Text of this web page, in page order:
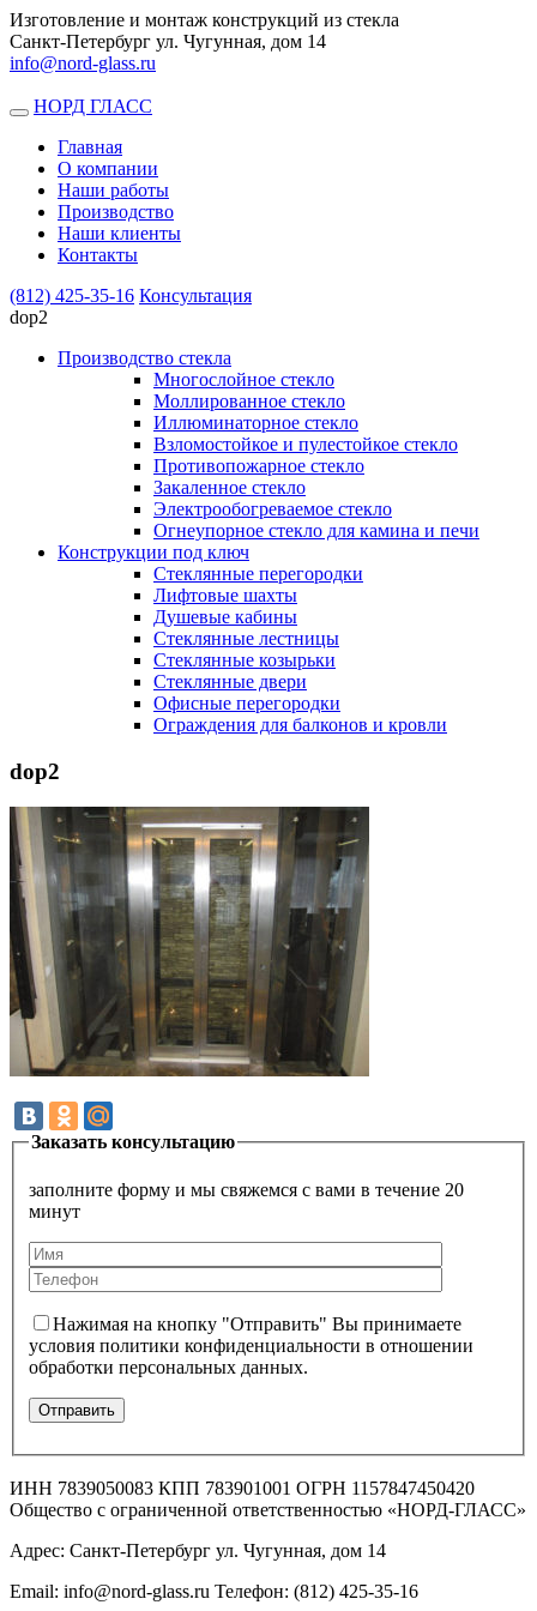
Изготовление и монтаж конструкций из стекла
Санкт-Петербург ул. Чугунная, дом 14
info@nord-glass.ru
Toggle
navigation
НОРД ГЛАСС
Главная
О компании
Наши работы
Производство
Наши клиенты
Контакты
(812) 425-35-16 Консультация
dop2
Производство стекла
Многослойное стекло
Моллированное стекло
Иллюминаторное стекло
Взломостойкое и пулестойкое стекло
Противопожарное стекло
Закаленное стекло
Электрообогреваемое стекло
Огнеупорное стекло для камина и печи
Конструкции под ключ
Стеклянные перегородки
Лифтовые шахты
Душевые кабины
Cтеклянные лестницы
Cтеклянные козырьки
Cтеклянные двери
Офисные перегородки
Ограждения для балконов и кровли
dop2
Заказать консультацию
заполните форму и мы свяжемся с вами в течение 20
минут
Нажимая на кнопку "Отправить" Вы принимаете
условия политики конфиденциальности в отношении
обработки персональных данных.
ИНН 7839050083 КПП 783901001 ОГРН 1157847450420
Общество с ограниченной ответственностью «НОРД-ГЛАСС»
Адрес: Санкт-Петербург ул. Чугунная, дом 14
Email: info@nord-glass.ru Телефон: (812) 425-35-16